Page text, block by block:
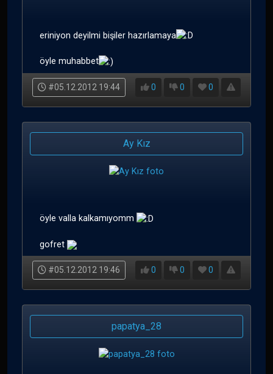
eriniyon deyilmi bişiler hazırlamaya
öyle muhabbet
#05.12.2012 19:44 0 0 0
Ay Kız
öyle valla kalkamıyomm
gofret
#05.12.2012 19:46 0 0 0
papatya_28